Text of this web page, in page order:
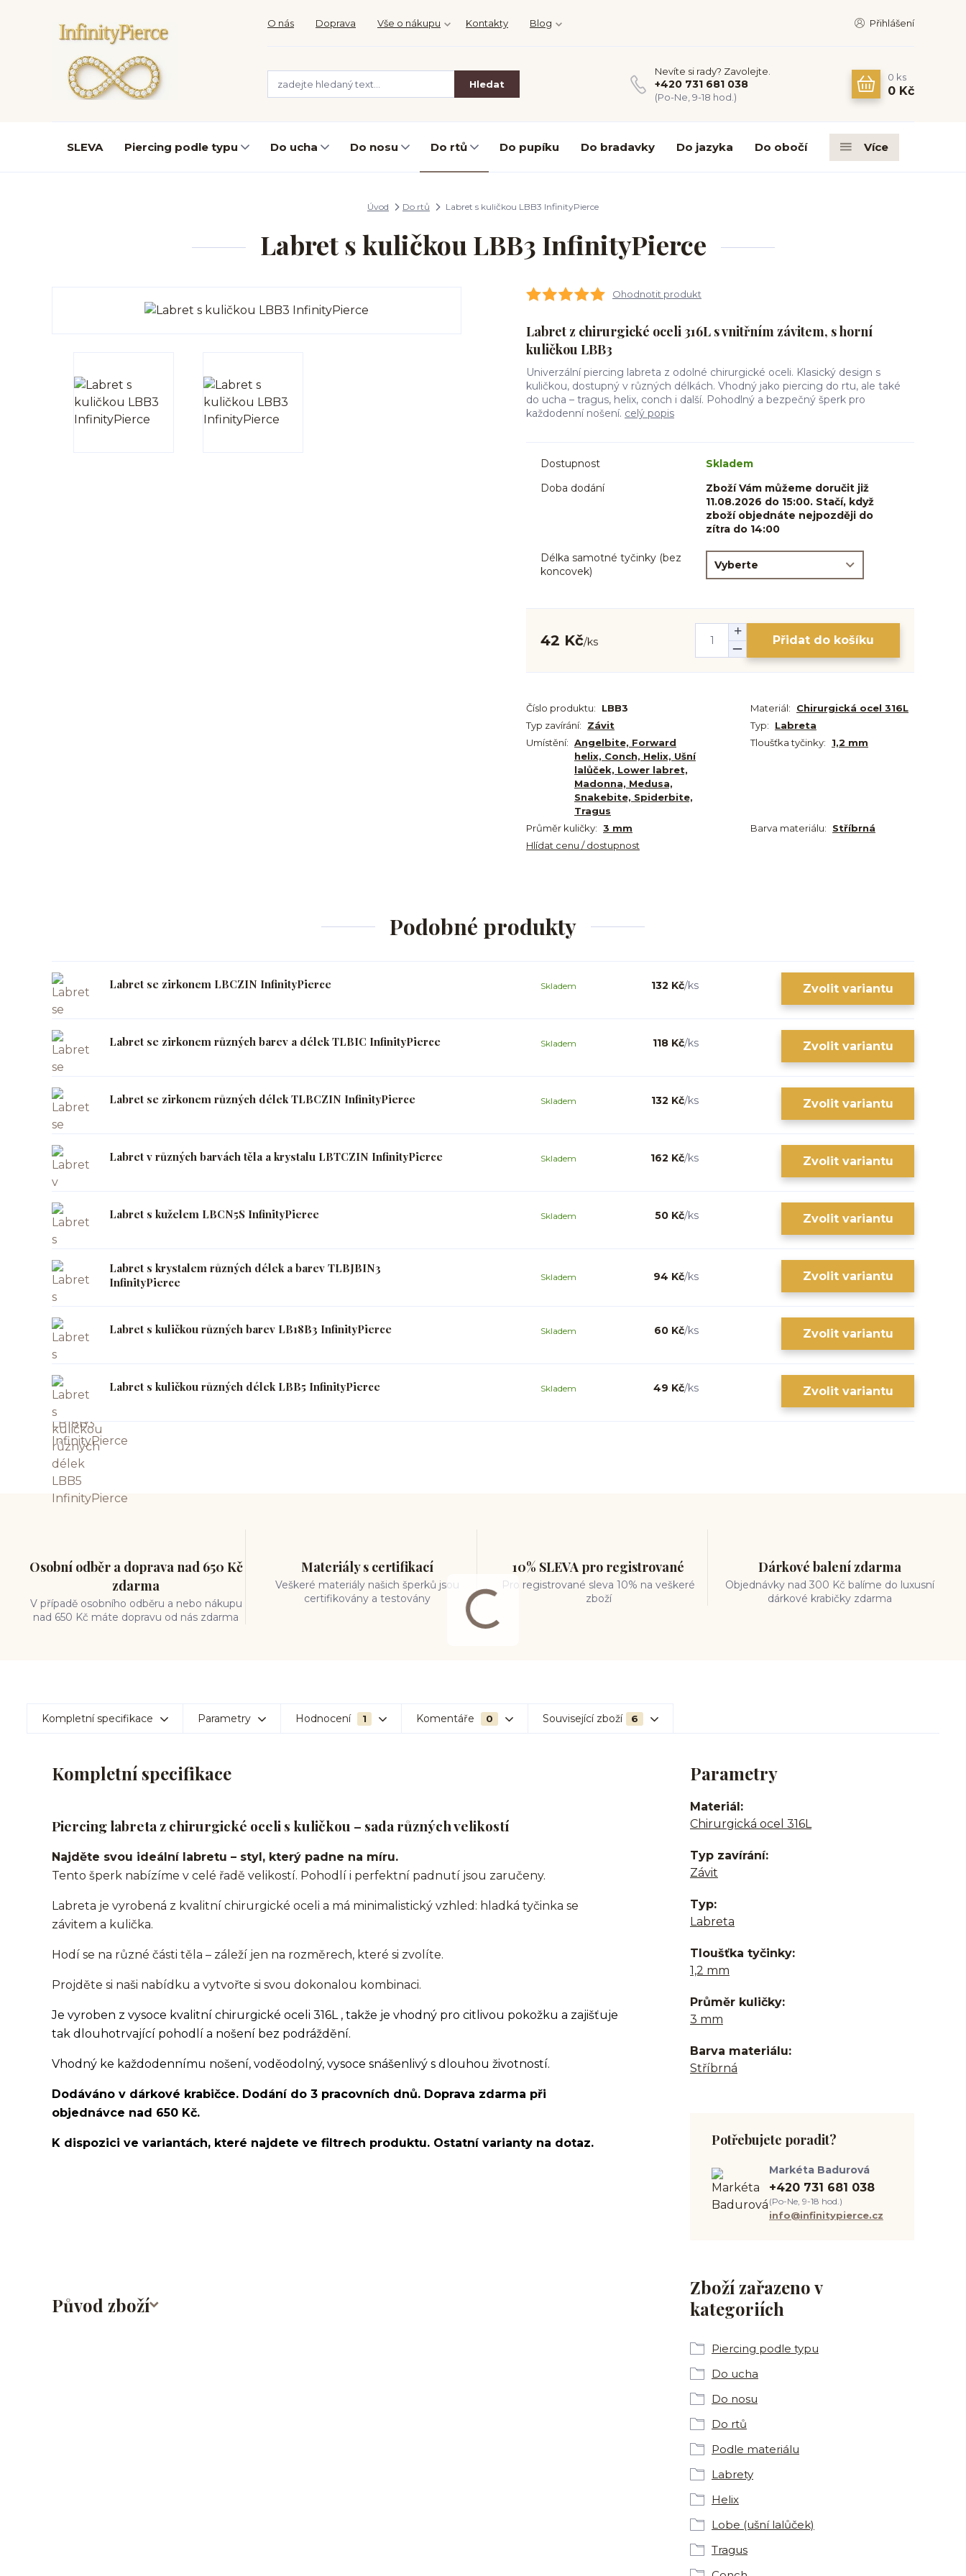
O nás Doprava Vše o nákupu Kontakty Blog Přihlášení
Hledat
Nevíte si rady? Zavolejte.
+420 731 681 038
(Po-Ne, 9-18 hod.)
0 ks
0 Kč
SLEVA Piercing podle typu Do ucha Do nosu Do rtů Do pupíku Do bradavky Do jazyka Do obočí Více
Úvod Do rtů Labret s kuličkou LBB3 InfinityPierce
Labret s kuličkou LBB3 InfinityPierce
Ohodnotit produkt
Labret z chirurgické oceli 316L s vnitřním závitem, s horní
kuličkou LBB3
Univerzální piercing labreta z odolné chirurgické oceli. Klasický design s
kuličkou, dostupný v různých délkách. Vhodný jako piercing do rtu, ale také
do ucha – tragus, helix, conch i další. Pohodlný a bezpečný šperk pro
každodenní nošení. celý popis
Dostupnost
Skladem
Doba dodání
Zboží Vám můžeme doručit již
11.08.2026 do 15:00. Stačí, když
zboží objednáte nejpozději do
zítra do 14:00
Délka samotné tyčinky (bez
koncovek)
42 Kč/ks Přidat do košíku
Číslo produktu: LBB3 Materiál:
Chirurgická ocel 316L
Typ zavírání:
Závit Typ:
Labreta
Umístění: Angelbite, Forward
helix, Conch, Helix, Ušní
lalůček, Lower labret,
Madonna, Medusa,
Snakebite, Spiderbite,
Tragus
Tloušťka tyčinky: 1,2 mm
Průměr kuličky: 3 mm Barva materiálu:
Stříbrná
Hlídat cenu / dostupnost
Podobné produkty
Labret se zirkonem LBCZIN InfinityPierce 132 Kč/ks
Skladem Zvolit variantu
Labret se zirkonem různých barev a délek TLBIC InfinityPierce 118 Kč/ks
Skladem Zvolit variantu
Labret se zirkonem různých délek TLBCZIN InfinityPierce 132 Kč/ks
Skladem Zvolit variantu
Labret v různých barvách těla a krystalu LBTCZIN InfinityPierce 162 Kč/ks
Skladem Zvolit variantu
Labret s kuželem LBCN5S InfinityPierce 50 Kč/ks
Skladem Zvolit variantu
Labret s krystalem různých délek a barev TLBJBIN3
InfinityPierce
94 Kč/ks
Skladem Zvolit variantu
Labret s kuličkou různých barev LB18B3 InfinityPierce 60 Kč/ks
Skladem Zvolit variantu
Labret s kuličkou různých délek LBB5 InfinityPierce 49 Kč/ks
Skladem Zvolit variantu
Osobní odběr a doprava nad 650 Kč
zdarma
V případě osobního odběru a nebo nákupu
nad 650 Kč máte dopravu od nás zdarma
Materiály s certifikací
Veškeré materiály našich šperků jsou
certifikovány a testovány
10% SLEVA pro registrované
Pro registrované sleva 10% na veškeré
zboží
Dárkové balení zdarma
Objednávky nad 300 Kč balíme do luxusní
dárkové krabičky zdarma
Kompletní specifikace Parametry Hodnocení 1 Komentáře 0 Související zboží 6
Kompletní specifikace
Piercing labreta z chirurgické oceli s kuličkou – sada různých velikostí
Najděte svou ideální labretu – styl, který padne na míru.
Tento šperk nabízíme v celé řadě velikostí. Pohodlí i perfektní padnutí jsou zaručeny.
Labreta je vyrobená z kvalitní chirurgické oceli a má minimalistický vzhled: hladká tyčinka se
závitem a kulička.
Hodí se na různé části těla – záleží jen na rozměrech, které si zvolíte.
Projděte si naši nabídku a vytvořte si svou dokonalou kombinaci.
Je vyroben z vysoce kvalitní chirurgické oceli 316L , takže je vhodný pro citlivou pokožku a zajišťuje
tak dlouhotrvající pohodlí a nošení bez podráždění.
Vhodný ke každodennímu nošení, voděodolný, vysoce snášenlivý s dlouhou životností.
Dodáváno v dárkové krabičce. Dodání do 3 pracovních dnů. Doprava zdarma při
objednávce nad 650 Kč.
K dispozici ve variantách, které najdete ve filtrech produktu. Ostatní varianty na dotaz.
Původ zboží
Parametry
Materiál
Chirurgická ocel 316L
Typ zavírání
Závit
Typ
Labreta
Tloušťka tyčinky
1,2 mm
Průměr kuličky
3 mm
Barva materiálu
Stříbrná
Zboží zařazeno v
kategoriích
Piercing podle typu
Do ucha
Do nosu
Do rtů
Podle materiálu
Labrety
Helix
Lobe (ušní lalůček)
Tragus
Potřebujete poradit?
Markéta Badurová
+420 731 681 038
(Po-Ne, 9-18 hod.)
info@infinitypierce.cz